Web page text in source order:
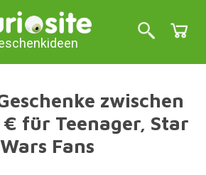
zwischen
für Teenager, Star
Wars Fans